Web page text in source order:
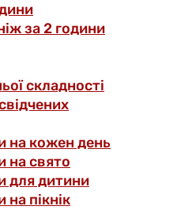
за 2 години
складності
на кожен день
на свято
для дитини
пікнік